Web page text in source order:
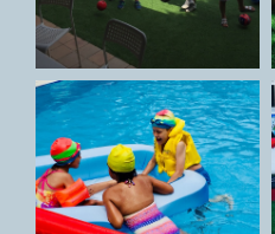
GALERİ
İLETİŞİM